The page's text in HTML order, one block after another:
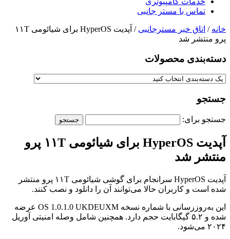
تماس با مستر جانبی
خانه / اتاق خبر مسترجانبی
/ آپدیت HyperOS برای شیائومی ۱۱T
پرو منتشر شد
دسته‌بندی‌ محصولات
جستجو
جستجو برای:
آپدیت HyperOS برای شیائومی ۱۱T پرو
منتشر شد
آپدیت HyperOS سرانجام برای گوشی شیائومی ۱۱T پرو منتشر
شده است و کاربران حالا می‌توانند آن را دانلود و نصب کنند.
این به‌روزرسانی با شماره نسخه OS 1.0.1.0 UKDEUXM عرضه
شده و ۵.۲ گیگابایت حجم دارد. همچنین شامل وصله امنیتی آوریل
۲۰۲۴ می‌شود.